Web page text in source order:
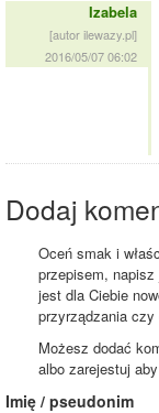
Izabela
[autor ilewazy.pl]
2016/05/07 06:02
Dodaj
Oceń smak i
przepisem,
jest dla Ciebie
przyrządzania
Możesz dodać
albo zarejestuj
Imię / pseudonim